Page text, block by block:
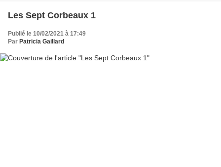
Les Sept Corbeaux 1
Publié le 10/02/2021 à 17:49
Par Patricia Gaillard